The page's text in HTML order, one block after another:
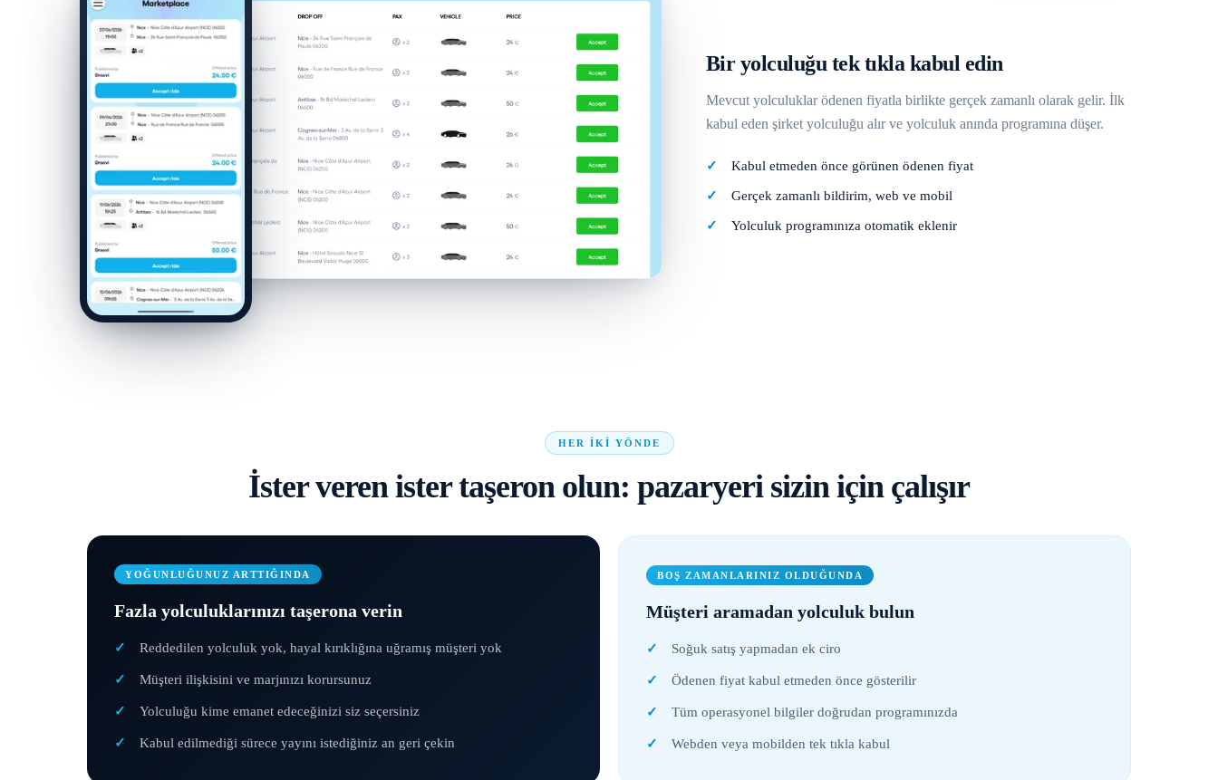
Bir yolculuğu tek tıkla kabul edin
Mevcut yolculuklar ödenen fiyatla birlikte gerçek zamanlı olarak gelir. İlk
kabul eden şirket yolculuğu alır ve yolculuk anında programına düşer.
Kabul etmeden önce görünen ödenen fiyat
Gerçek zamanlı bildirim, web ve mobil
Yolculuk programınıza otomatik eklenir
HER IKI YÖNDE
İster veren ister taşeron olun: pazaryeri sizin için çalışır
YOĞUNLUĞUNUZ ARTTIĞINDA
Fazla yolculuklarınızı taşerona verin
Reddedilen yolculuk yok, hayal kırıklığına uğramış müşteri yok
Müşteri ilişkisini ve marjınızı korursunuz
Yolculuğu kime emanet edeceğinizi siz seçersiniz
Kabul edilmediği sürece yayını istediğiniz an geri çekin
BOŞ ZAMANLARINIZ OLDUĞUNDA
Müşteri aramadan yolculuk bulun
Soğuk satış yapmadan ek ciro
Ödenen fiyat kabul etmeden önce gösterilir
Tüm operasyonel bilgiler doğrudan programınızda
Webden veya mobilden tek tıkla kabul